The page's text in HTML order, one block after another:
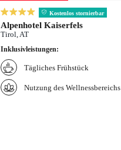
Kostenlos stornierbar
Alpenhotel Kaiserfels
Tirol, AT
Inklusivleistungen:
Tägliches Frühstück
Nutzung des Wellnessbereichs